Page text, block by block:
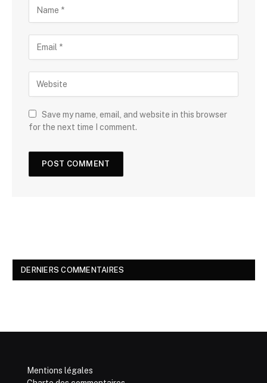
Save my name, email, and website in this browser
for the next time I comment.
DERNIERS COMMENTAIRES
Mentions légales